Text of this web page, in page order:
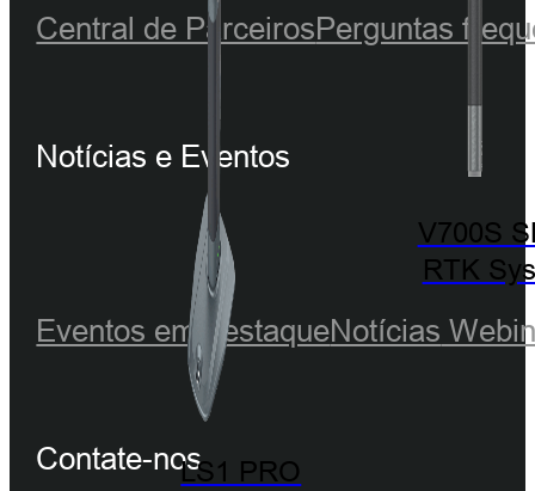
LS1 PRO
V700S
RTK
Central de ParceirosPerguntas
Notícias e Eventos
Eventos em destaqueNotícias
Contate-nos